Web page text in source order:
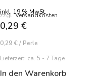
inkl. 19 % MwSt.
zzgl.Versandkosten
0,29 €
0,29 € / Perle
Lieferzeit: ca. 5 - 7 Tage
In den Warenkorb